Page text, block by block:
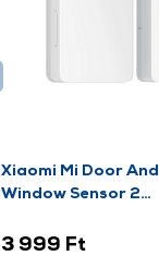
Xiaomi Mi Door And
Window Sensor 2
3 999 Ft